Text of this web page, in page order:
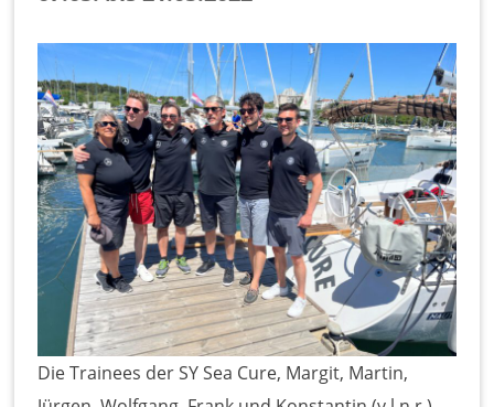
Die Trainees der SY Sea Cure, Margit, Martin,